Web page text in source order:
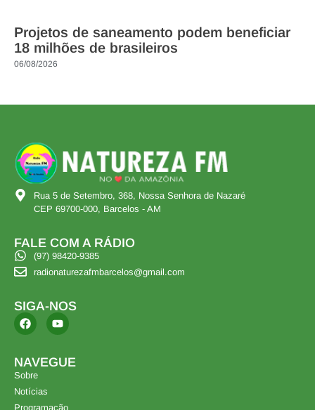
Projetos de saneamento podem beneficiar
18 milhões de brasileiros
06/08/2026
Rua 5 de Setembro, 368, Nossa Senhora de Nazaré
CEP 69700-000, Barcelos - AM
FALE COM A RÁDIO
(97) 98420-9385
radionaturezafmbarcelos@gmail.com
SIGA-NOS
NAVEGUE
Sobre
Notícias
Programação